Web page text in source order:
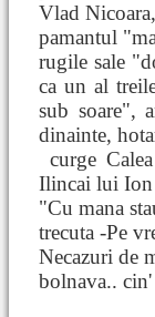
Vlad
pamantul
rugile sale
ca un al
sub soare",
dinainte,
curge
Ilincai lui Ion
"Cu mana
trecuta -Pe
Necazuri de
bolnava..